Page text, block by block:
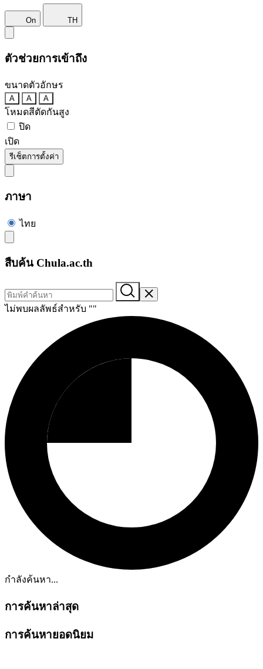
On TH
ตัวช่วยการเข้าถึง
ขนาดตัวอักษร
A A A
โหมดสีตัดกันสูง
ปิด
เปิด
รีเซ็ตการตั้งค่า
ภาษา
ไทย
สืบค้น Chula.ac.th
ไม่พบผลลัพธ์สำหรับ ""
กำลังค้นหา...
การค้นหาล่าสุด
การค้นหายอดนิยม